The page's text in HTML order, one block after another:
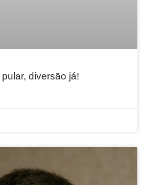
diversão já!